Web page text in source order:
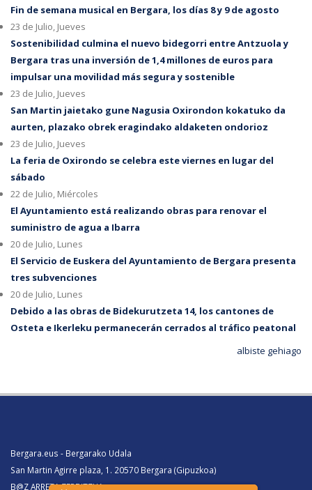
Fin de semana musical en Bergara, los días 8 y 9 de agosto
23 de Julio, Jueves
Sostenibilidad culmina el nuevo bidegorri entre Antzuola y
Bergara tras una inversión de 1,4 millones de euros para
impulsar una movilidad más segura y sostenible
23 de Julio, Jueves
San Martin jaietako gune Nagusia Oxirondon kokatuko da
aurten, plazako obrek eragindako aldaketen ondorioz
23 de Julio, Jueves
La feria de Oxirondo se celebra este viernes en lugar del
sábado
22 de Julio, Miércoles
El Ayuntamiento está realizando obras para renovar el
suministro de agua a Ibarra
20 de Julio, Lunes
El Servicio de Euskera del Ayuntamiento de Bergara presenta
tres subvenciones
20 de Julio, Lunes
Debido a las obras de Bidekurutzeta 14, los cantones de
Osteta e Ikerleku permanecerán cerrados al tráfico peatonal
albiste gehiago
Bergara.eus - Bergarako Udala
San Martin Agirre plaza, 1. 20570 Bergara (Gipuzkoa)
B@Z ARRETA ZERBITZUA: